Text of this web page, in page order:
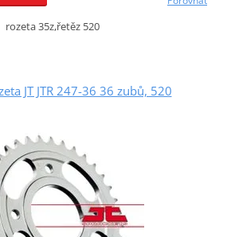
rozeta 35z,řetěz 520
JT JTR 247-36 36 zubů, 520